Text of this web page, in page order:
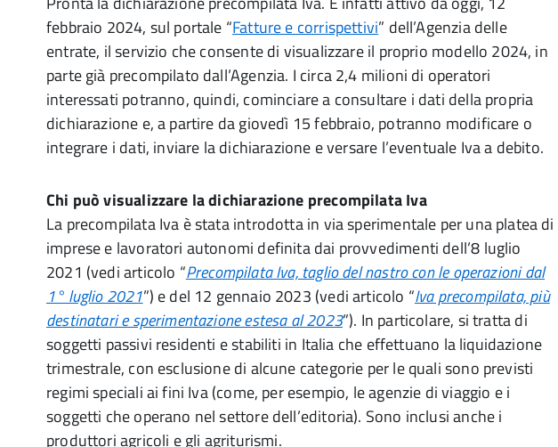
febbraio 2024, sul portale “Fatture e corrispettivi” dell’Agenzia delle
entrate, il servizio che consente di visualizzare il proprio modello 2024, in
parte già precompilato dall’Agenzia. I circa 2,4 milioni di operatori
interessati potranno, quindi, cominciare a consultare i dati della propria
dichiarazione e, a partire da giovedì 15 febbraio, potranno modificare o
integrare i dati, inviare la dichiarazione e versare l’eventuale Iva a debito.
Chi può visualizzare la dichiarazione precompilata Iva
La precompilata Iva è stata introdotta in via sperimentale per una platea di
imprese e lavoratori autonomi definita dai provvedimenti dell’8 luglio
2021 (vedi articolo “Precompilata Iva, taglio del nastro con le operazioni dal
1° luglio 2021”) e del 12 gennaio 2023 (vedi articolo “Iva precompilata, più
destinatari e sperimentazione estesa al 2023”). In particolare, si tratta di
soggetti passivi residenti e stabiliti in Italia che effettuano la liquidazione
trimestrale, con esclusione di alcune categorie per le quali sono previsti
regimi speciali ai fini Iva (come, per esempio, le agenzie di viaggio e i
soggetti che operano nel settore dell’editoria). Sono inclusi anche i
produttori agricoli e gli agriturismi.